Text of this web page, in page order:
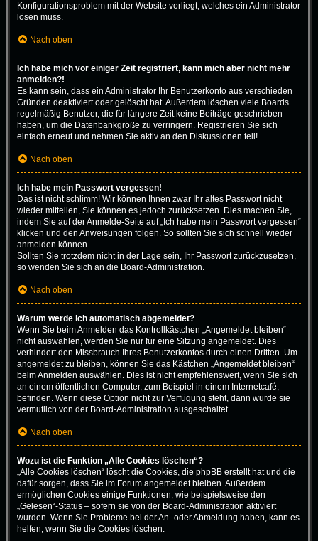
Konfigurationsproblem mit der Website vorliegt, welches ein Administrator
lösen muss.
Nach oben
Ich habe mich vor einiger Zeit registriert, kann mich aber nicht mehr
anmelden?!
Es kann sein, dass ein Administrator Ihr Benutzerkonto aus verschieden
Gründen deaktiviert oder gelöscht hat. Außerdem löschen viele Boards
regelmäßig Benutzer, die für längere Zeit keine Beiträge geschrieben
haben, um die Datenbankgröße zu verringern. Registrieren Sie sich
einfach erneut und nehmen Sie aktiv an den Diskussionen teil!
Nach oben
Ich habe mein Passwort vergessen!
Das ist nicht schlimm! Wir können Ihnen zwar Ihr altes Passwort nicht
wieder mitteilen, Sie können es jedoch zurücksetzen. Dies machen Sie,
indem Sie auf der Anmelde-Seite auf „Ich habe mein Passwort vergessen“
klicken und den Anweisungen folgen. So sollten Sie sich schnell wieder
anmelden können.
Sollten Sie trotzdem nicht in der Lage sein, Ihr Passwort zurückzusetzen,
so wenden Sie sich an die Board-Administration.
Nach oben
Warum werde ich automatisch abgemeldet?
Wenn Sie beim Anmelden das Kontrollkästchen „Angemeldet bleiben“
nicht auswählen, werden Sie nur für eine Sitzung angemeldet. Dies
verhindert den Missbrauch Ihres Benutzerkontos durch einen Dritten. Um
angemeldet zu bleiben, können Sie das Kästchen „Angemeldet bleiben“
beim Anmelden auswählen. Dies ist nicht empfehlenswert, wenn Sie sich
an einem öffentlichen Computer, zum Beispiel in einem Internetcafé,
befinden. Wenn diese Option nicht zur Verfügung steht, dann wurde sie
vermutlich von der Board-Administration ausgeschaltet.
Nach oben
Wozu ist die Funktion „Alle Cookies löschen“?
„Alle Cookies löschen“ löscht die Cookies, die phpBB erstellt hat und die
dafür sorgen, dass Sie im Forum angemeldet bleiben. Außerdem
ermöglichen Cookies einige Funktionen, wie beispielsweise den
„Gelesen“-Status – sofern sie von der Board-Administration aktiviert
wurden. Wenn Sie Probleme bei der An- oder Abmeldung haben, kann es
helfen, wenn Sie die Cookies löschen.